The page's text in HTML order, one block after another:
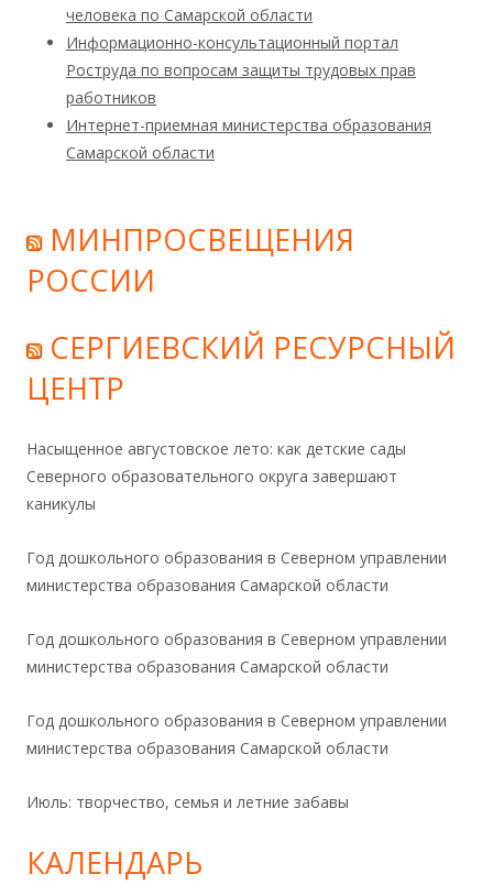
человека по Самарской области
Информационно-консультационный портал
Роструда по вопросам защиты трудовых прав
работников
Интернет-приемная министерства образования
Самарской области
МИНПРОСВЕЩЕНИЯ
РОССИИ
СЕРГИЕВСКИЙ РЕСУРСНЫЙ
ЦЕНТР
Насыщенное августовское лето: как детские сады
Северного образовательного округа завершают
каникулы
Год дошкольного образования в Северном управлении
министерства образования Самарской области
Год дошкольного образования в Северном управлении
министерства образования Самарской области
Год дошкольного образования в Северном управлении
министерства образования Самарской области
Июль: творчество, семья и летние забавы
КАЛЕНДАРЬ